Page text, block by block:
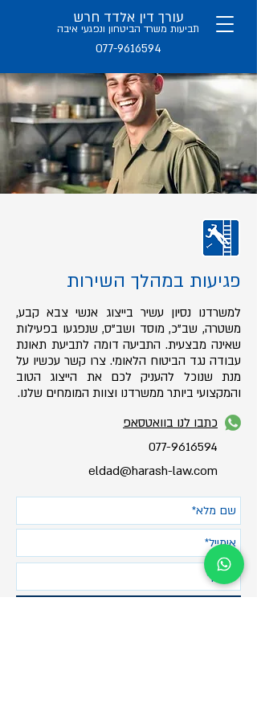
077-9616594
עורך דין אלדד חרש
תביעות משרד הביטחון ונפגעי איבה
פגיעות במהלך השירות
למשרדנו נסיון עשיר בייצוג אנשי צבא קבע,
משטרה, שב"כ, מוסד ושב"ס, שנפגעו בפעילות
שאינה מבצעית. התביעה דומה לתביעת תאונת
עבודה נגד הביטוח הלאומי. צרו קשר עכשיו על
מנת שנוכל להעניק לכם את הייצוג הטוב
והמקצועי ביותר ממשרדנו וצוות המומחים שלנו.
כתבו לנו בוואטסאפ
077-9616594
eldad@harash-law.com